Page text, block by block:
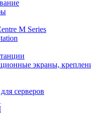
M Series
экраны,
серверов